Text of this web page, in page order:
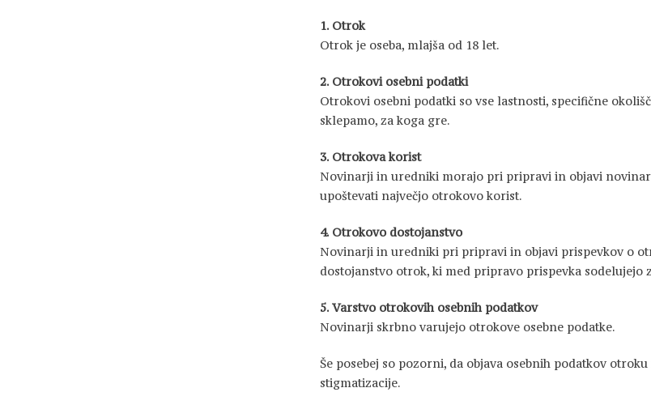
1. Otrok
Otrok je oseba, mlajša od 18 let.
2. Otrokovi osebni podatki
Otrokovi osebni podatki so vse lastnosti, specifične
sklepamo, za koga gre.
3. Otrokova korist
Novinarji in uredniki morajo pri pripravi in objavi
upoštevati največjo otrokovo korist.
4. Otrokovo dostojanstvo
Novinarji in uredniki pri pripravi in objavi prispevkov o
dostojanstvo otrok, ki med pripravo prispevka sodelujejo
5. Varstvo otrokovih osebnih podatkov
Novinarji skrbno varujejo otrokove osebne podatke.
Še posebej so pozorni, da objava osebnih podatkov
stigmatizacije.